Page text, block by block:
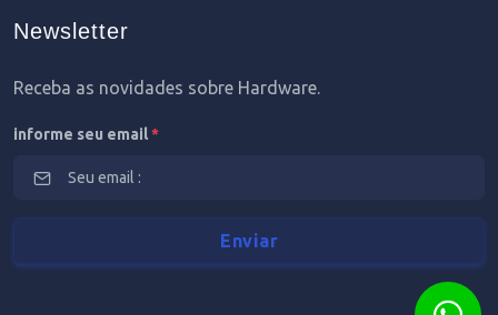
Newsletter
Receba as novidades sobre Hardware.
informe seu email*